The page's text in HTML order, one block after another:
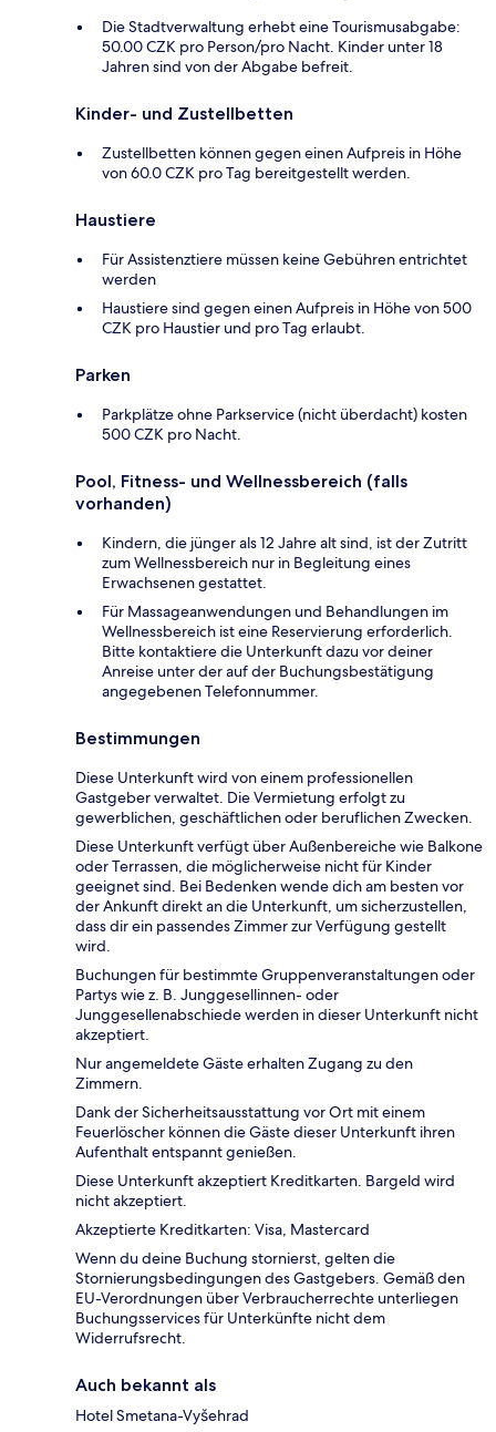
Die Stadtverwaltung erhebt eine Tourismusabgabe:
50.00 CZK pro Person/pro Nacht. Kinder unter 18
Jahren sind von der Abgabe befreit.
Kinder- und Zustellbetten
Zustellbetten können gegen einen Aufpreis in Höhe
von 60.0 CZK pro Tag bereitgestellt werden.
Haustiere
Für Assistenztiere müssen keine Gebühren entrichtet
werden
Haustiere sind gegen einen Aufpreis in Höhe von 500
CZK pro Haustier und pro Tag erlaubt.
Parken
Parkplätze ohne Parkservice (nicht überdacht) kosten
500 CZK pro Nacht.
Pool, Fitness- und Wellnessbereich (falls
vorhanden)
Kindern, die jünger als 12 Jahre alt sind, ist der Zutritt
zum Wellnessbereich nur in Begleitung eines
Erwachsenen gestattet.
Für Massageanwendungen und Behandlungen im
Wellnessbereich ist eine Reservierung erforderlich.
Bitte kontaktiere die Unterkunft dazu vor deiner
Anreise unter der auf der Buchungsbestätigung
angegebenen Telefonnummer.
Bestimmungen
Diese Unterkunft wird von einem professionellen
Gastgeber verwaltet. Die Vermietung erfolgt zu
gewerblichen, geschäftlichen oder beruflichen Zwecken.
Diese Unterkunft verfügt über Außenbereiche wie Balkone
oder Terrassen, die möglicherweise nicht für Kinder
geeignet sind. Bei Bedenken wende dich am besten vor
der Ankunft direkt an die Unterkunft, um sicherzustellen,
dass dir ein passendes Zimmer zur Verfügung gestellt
wird.
Buchungen für bestimmte Gruppenveranstaltungen oder
Partys wie z. B. Junggesellinnen- oder
Junggesellenabschiede werden in dieser Unterkunft nicht
akzeptiert.
Nur angemeldete Gäste erhalten Zugang zu den
Zimmern.
Dank der Sicherheitsausstattung vor Ort mit einem
Feuerlöscher können die Gäste dieser Unterkunft ihren
Aufenthalt entspannt genießen.
Diese Unterkunft akzeptiert Kreditkarten. Bargeld wird
nicht akzeptiert.
Akzeptierte Kreditkarten: Visa, Mastercard
Wenn du deine Buchung stornierst, gelten die
Stornierungsbedingungen des Gastgebers. Gemäß den
EU-Verordnungen über Verbraucherrechte unterliegen
Buchungsservices für Unterkünfte nicht dem
Widerrufsrecht.
Auch bekannt als
Hotel Smetana-Vyšehrad